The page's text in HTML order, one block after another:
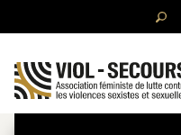
Aller au contenu directement